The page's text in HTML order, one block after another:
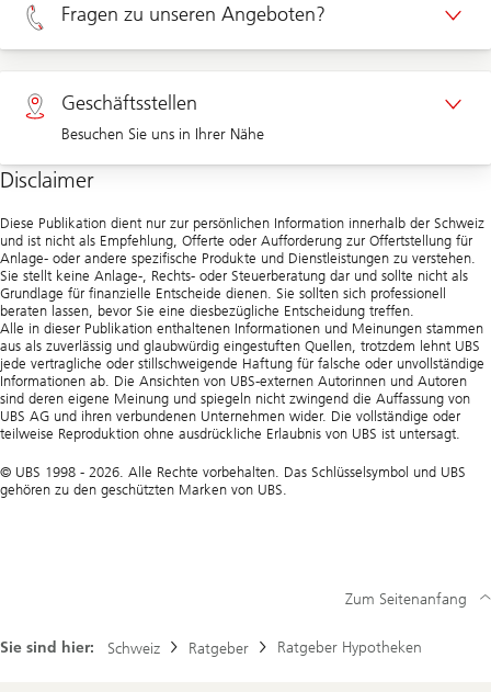
Termin Unternehmenskunden
Fragen zu unseren Angeboten?
Privatkunden 0800 002 557
Unternehmen 0844 853 002
Geschäftsstellen
Besuchen Sie uns in Ihrer Nähe
Geschäftsstellen
Disclaimer
Diese Publikation dient nur zur persönlichen Information innerhalb der Schweiz
und ist nicht als Empfehlung, Offerte oder Aufforderung zur Offertstellung für
Anlage- oder andere spezifische Produkte und Dienstleistungen zu verstehen.
Sie stellt keine Anlage-, Rechts- oder Steuerberatung dar und sollte nicht als
Grundlage für finanzielle Entscheide dienen. Sie sollten sich professionell
beraten lassen, bevor Sie eine diesbezügliche Entscheidung treffen.
Alle in dieser Publikation enthaltenen Informationen und Meinungen stammen
aus als zuverlässig und glaubwürdig eingestuften Quellen, trotzdem lehnt UBS
jede vertragliche oder stillschweigende Haftung für falsche oder unvollständige
Informationen ab. Die Ansichten von UBS-externen Autorinnen und Autoren
sind deren eigene Meinung und spiegeln nicht zwingend die Auffassung von
UBS AG und ihren verbundenen Unternehmen wider. Die vollständige oder
teilweise Reproduktion ohne ausdrückliche Erlaubnis von UBS ist untersagt.
© UBS 1998 - 2026. Alle Rechte vorbehalten. Das Schlüsselsymbol und UBS
gehören zu den geschützten Marken von UBS.
Sie sind hier: Schweiz Ratgeber Ratgeber Hypotheken
Zum Seitenanfang